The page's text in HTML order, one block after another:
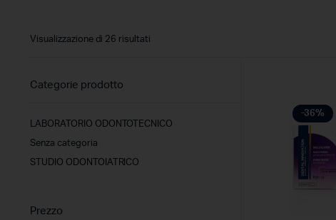
Visualizzazione di 26 risultati
-36%
Categorie prodotto
LABORATORIO ODONTOTECNICO
Senza categoria
STUDIO ODONTOIATRICO
Prezzo